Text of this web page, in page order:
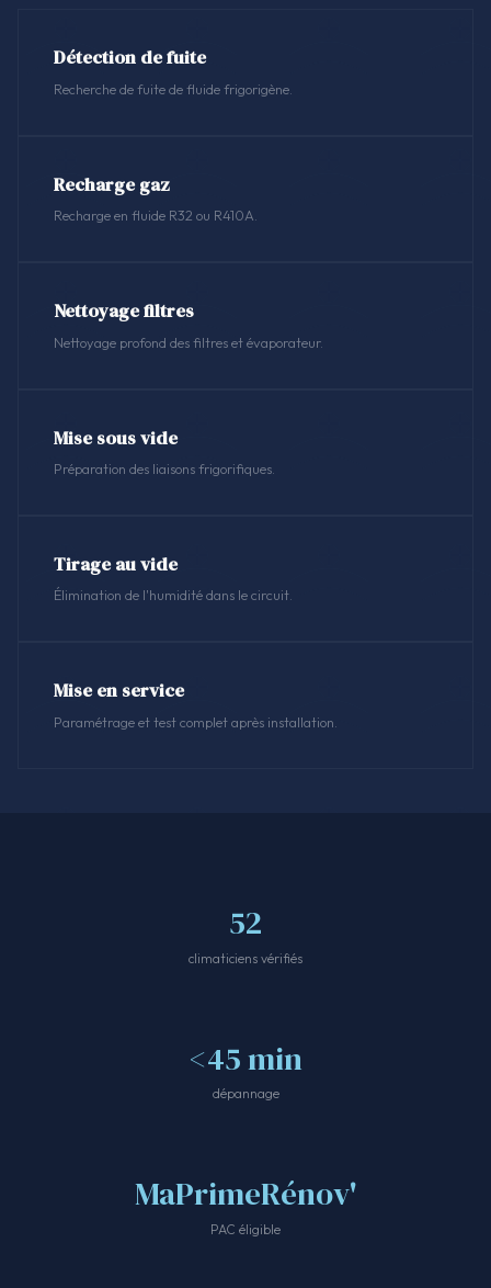
Détection de fuite
Recherche de fuite de fluide frigorigène.
Recharge gaz
Recharge en fluide R32 ou R410A.
Nettoyage filtres
Nettoyage profond des filtres et évaporateur.
Mise sous vide
Préparation des liaisons frigorifiques.
Tirage au vide
Élimination de l'humidité dans le circuit.
Mise en service
Paramétrage et test complet après installation.
52
climaticiens vérifiés
<45 min
dépannage
MaPrimeRénov'
PAC éligible